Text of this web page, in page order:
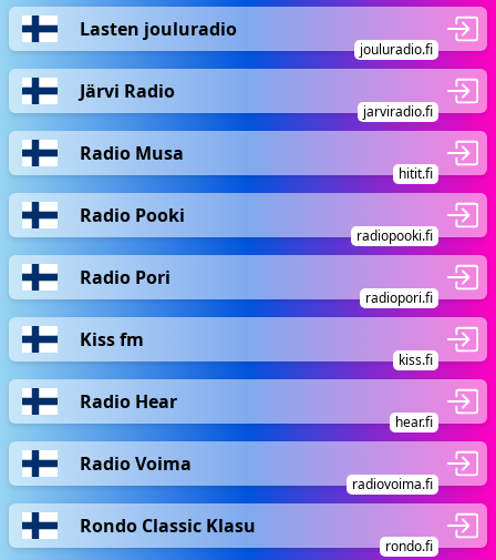
Lasten jouluradio
jouluradio.fi
Järvi Radio
jarviradio.fi
Radio Musa
hitit.fi
Radio Pooki
radiopooki.fi
Radio Pori
radiopori.fi
Kiss fm
kiss.fi
Radio Hear
hear.fi
Radio Voima
radiovoima.fi
Rondo Classic Klasu
rondo.fi